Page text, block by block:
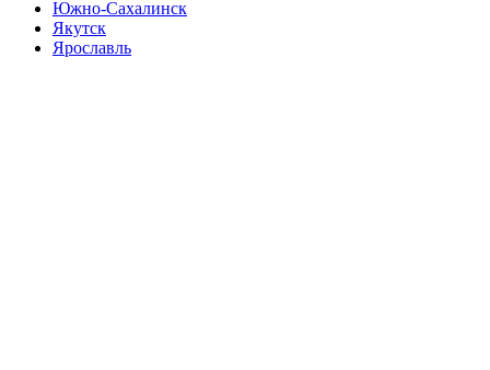
Южно-Сахалинск
Якутск
Ярославль